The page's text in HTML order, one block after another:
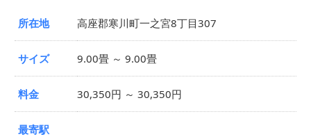
所在地 高座郡寒川町一之宮8丁目307
サイズ 9.00畳 ～ 9.00畳
料金 30,350円 ～ 30,350円
最寄駅